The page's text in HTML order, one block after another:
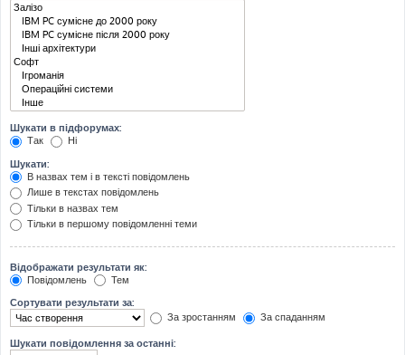
Шукати в підфорумах:
Так
Ні
Шукати:
В назвах тем і в тексті повідомлень
Лише в текстах повідомлень
Тільки в назвах тем
Тільки в першому повідомленні теми
Відображати результати як:
Повідомлень
Тем
Сортувати результати за:
За зростанням
За спаданням
Шукати повідомлення за останні: